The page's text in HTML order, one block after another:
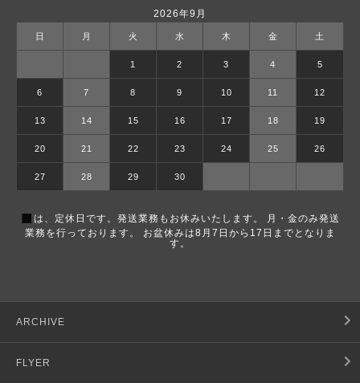
2026年9月
日 月 火 水 木 金 土
1 2 3 4 5
6 7 8 9 10 11 12
13 14 15 16 17 18 19
20 21 22 23 24 25 26
27 28 29 30
■ は、定休日です。発送業務もお休みいたします。 月・金のみ発送
業務を行っております。 お盆休みは8月7日から17日までとなりま
す。
ARCHIVE
FLYER